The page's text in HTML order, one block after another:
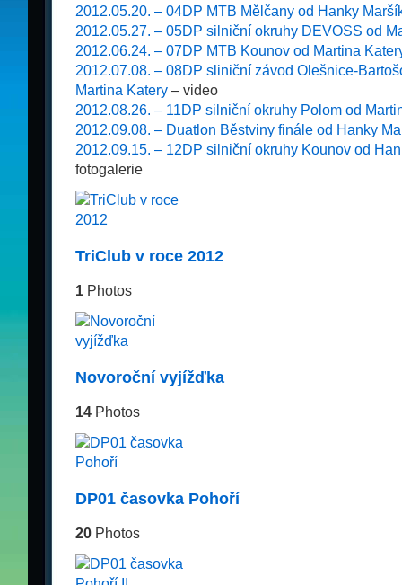
2012.05.20. – 04DP MTB Mělčany od Hanky
2012.05.27. – 05DP silniční okruhy DEVOSS od
2012.06.24. – 07DP MTB Kounov od Martina
2012.07.08. – 08DP sliniční závod Olešnice-
Martina Katery– video
2012.08.26. – 11DP silniční okruhy Polom od
2012.09.08. – Duatlon Běstviny finále od Hanky
2012.09.15. – 12DP silniční okruhy Kounov od
fotogalerie
TriClub v roce 2012
1Photos
Novoroční vyjížďka
14Photos
DP01 časovka Pohoří
20Photos